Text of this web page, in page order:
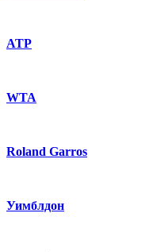
ATP
WTA
Roland Garros
Уимблдон